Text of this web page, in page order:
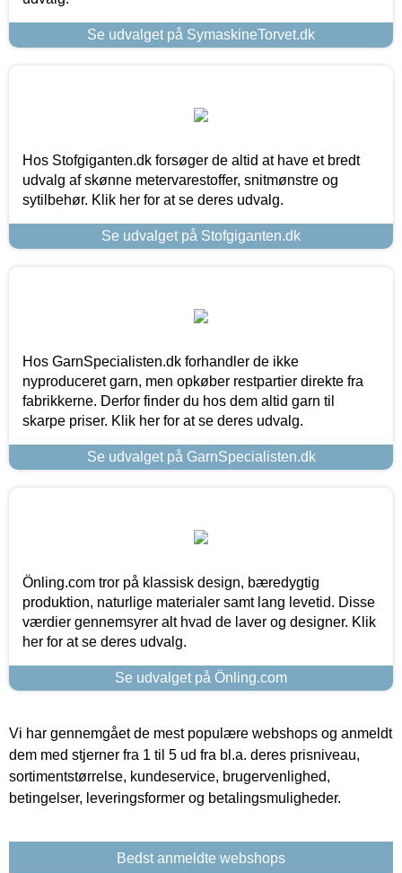
Se udvalget på SymaskineTorvet.dk
Hos Stofgiganten.dk forsøger de altid at have et bredt
udvalg af skønne metervarestoffer, snitmønstre og
sytilbehør. Klik her for at se deres udvalg.
Se udvalget på Stofgiganten.dk
Hos GarnSpecialisten.dk forhandler de ikke
nyproduceret garn, men opkøber restpartier direkte fra
fabrikkerne. Derfor finder du hos dem altid garn til
skarpe priser. Klik her for at se deres udvalg.
Se udvalget på GarnSpecialisten.dk
Önling.com tror på klassisk design, bæredygtig
produktion, naturlige materialer samt lang levetid. Disse
værdier gennemsyrer alt hvad de laver og designer. Klik
her for at se deres udvalg.
Se udvalget på Önling.com
Vi har gennemgået de mest populære webshops og anmeldt
dem med stjerner fra 1 til 5 ud fra bl.a. deres prisniveau,
sortimentstørrelse, kundeservice, brugervenlighed,
betingelser, leveringsformer og betalingsmuligheder.
Bedst anmeldte webshops